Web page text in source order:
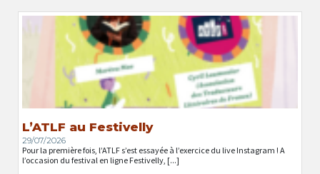
L’ATLF au Festivelly
29/07/2026
Pour la première fois, l’ATLF s’est essayée à l’exercice du live Instagram ! A
l’occasion du festival en ligne Festivelly, [...]